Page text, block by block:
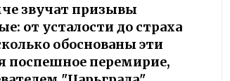
звучат призывы
от усталости до страха
обоснованы эти
поспешное перемирие,